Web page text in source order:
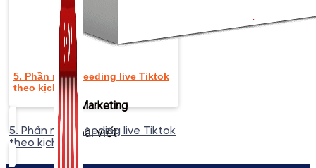
Zalo Marketing
104 bài viết
New
5. Phần mềm seeding live Tiktok
theo kịch bản
5. Phần mềm seeding live Tiktok
theo kịch bản